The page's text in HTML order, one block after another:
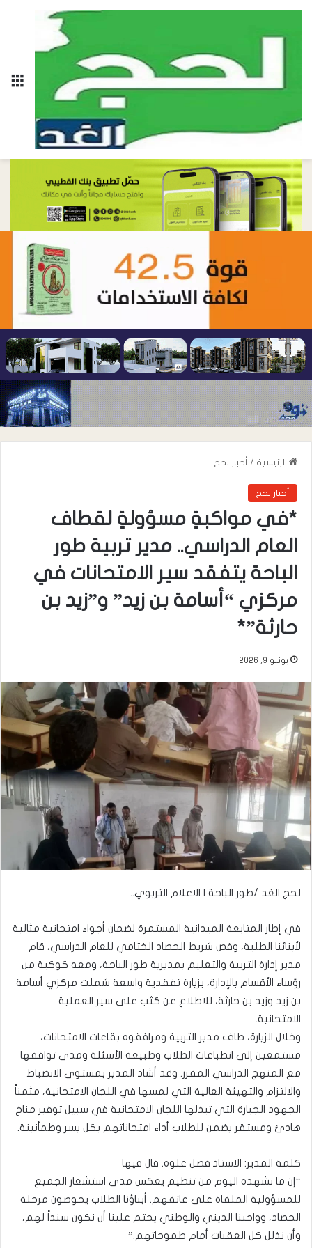
الرئيسية / أخبار لحج
أخبار لحج
*في مواكبةٍ مسؤولةٍ لقطاف
العام الدراسي.. مدير تربية طور
الباحة يتفقد سير الامتحانات في
مركزي “أسامة بن زيد” و”زيد بن
حارثة”*
يونيو 9, 2026
لحج الغد /طور الباحة | الاعلام التربوي..
في إطار المتابعة الميدانية المستمرة لضمان أجواء امتحانية مثالية
لأبنائنا الطلبة، وقص شريط الحصاد الختامي للعام الدراسي، قام
مدير إدارة التربية والتعليم بمديرية طور الباحة، ومعه كوكبة من
رؤساء الأقسام بالإدارة، بزيارة تفقدية واسعة شملت مركزي أسامة
بن زيد وزيد بن حارثة، للاطلاع عن كثب على سير العملية
الامتحانية.
وخلال الزيارة، طاف مدير التربية ومرافقوه بقاعات الامتحانات،
مستمعين إلى انطباعات الطلاب وطبيعة الأسئلة ومدى توافقها
مع المنهج الدراسي المقرر. وقد أشاد المدير بمستوى الانضباط
والالتزام والتهيئة العالية التي لمسها في اللجان الامتحانية، مثمناً
الجهود الجبارة التي تبذلها اللجان الامتحانية في سبيل توفير مناخ
هادئ ومستقر يضمن للطلاب أداء امتحاناتهم بكل يسر وطمأنينة.
كلمة المدير: الاستاذ فضل علوه. قال فيها
“إن ما نشهده اليوم من تنظيم يعكس مدى استشعار الجميع
للمسؤولية الملقاة على عاتقهم. أبناؤنا الطلاب يخوضون مرحلة
الحصاد، وواجبنا الديني والوطني يحتم علينا أن نكون سنداً لهم،
وأن نذلل كل العقبات أمام طموحاتهم.”